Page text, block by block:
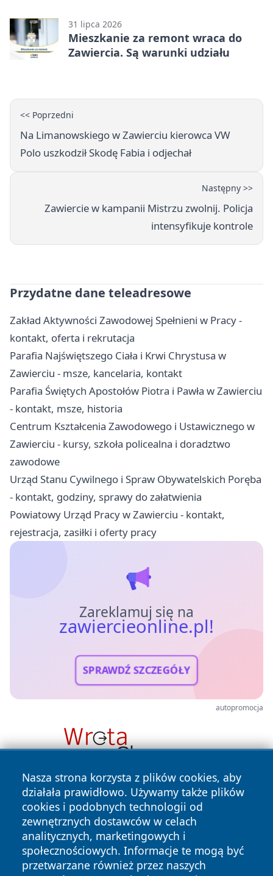
31 lipca 2026
Mieszkanie za remont wraca do
Zawiercia. Są warunki udziału
<< Poprzedni
Na Limanowskiego w Zawierciu kierowca VW
Polo uszkodził Skodę Fabia i odjechał
Następny >>
Zawiercie w kampanii Mistrzu zwolnij. Policja
intensyfikuje kontrole
Przydatne dane teleadresowe
Zakład Aktywności Zawodowej Spełnieni w Pracy -
kontakt, oferta i rekrutacja
Parafia Najświętszego Ciała i Krwi Chrystusa w
Zawierciu - msze, kancelaria, kontakt
Parafia Świętych Apostołów Piotra i Pawła w Zawierciu
- kontakt, msze, historia
Centrum Kształcenia Zawodowego i Ustawicznego w
Zawierciu - kursy, szkoła policealna i doradztwo
zawodowe
Urząd Stanu Cywilnego i Spraw Obywatelskich Poręba
- kontakt, godziny, sprawy do załatwienia
Powiatowy Urząd Pracy w Zawierciu - kontakt,
rejestracja, zasiłki i oferty pracy
Zareklamuj się na
zawiercieonline.pl!
SPRAWDŹ SZCZEGÓŁY
autopromocja
Nasza strona korzysta z plików cookies, aby
działała prawidłowo. Używamy także plików
cookies i podobnych technologii od
zewnętrznych dostawców w celach
analitycznych, marketingowych i
społecznościowych. Informacje te mogą być
przetwarzane również przez naszych
Copyright © 2026 zawiercieonline.pl Wszystkie prawa